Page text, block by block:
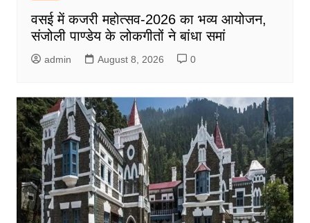
वसई में कजरी महोत्सव-2026 का भव्य आयोजन,
संजोली पाण्डेय के लोकगीतों ने बांधा समां
admin August 8, 2026 0